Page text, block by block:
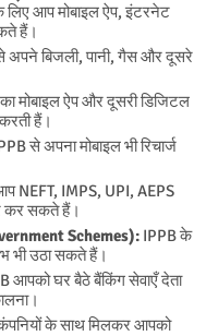
आप मोबाइल ऐप, इंटरनेट
हैं।
बिजली, पानी, गैस और दूसरे
मोबाइल ऐप और दूसरी डिजिटल
हैं।
से अपना मोबाइल भी रिचार्ज
NEFT, IMPS, UPI, AEPS
कर सकते हैं।
Schemes): IPPB के
भी उठा सकते हैं।
आपको घर बैठे बैंकिंग सेवाएँ देता
के साथ मिलकर आपको